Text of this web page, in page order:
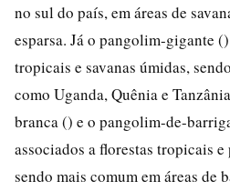
no sul do país, em áreas de
esparsa. Já o pangolim-gigante
tropicais e savanas úmidas,
como Uganda, Quênia e
branca () e o pangolim-de-
associados a florestas tropicais
sendo mais comum em áreas de